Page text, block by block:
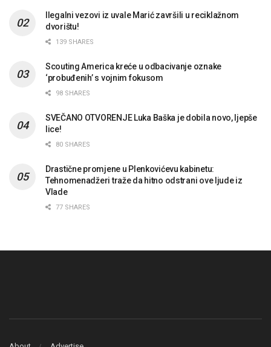
Ilegalni vezovi iz uvale Marić završili u reciklažnom
dvorištu!
139 SHARES
Scouting America kreće u odbacivanje oznake
‘probuđenih’ s vojnim fokusom
98 SHARES
SVEČANO OTVORENJE Luka Baška je dobila novo, ljepše
lice!
80 SHARES
Drastične promjene u Plenkovićevu kabinetu:
Tehnomenadžeri traže da hitno odstrani ove ljude iz
Vlade
77 SHARES